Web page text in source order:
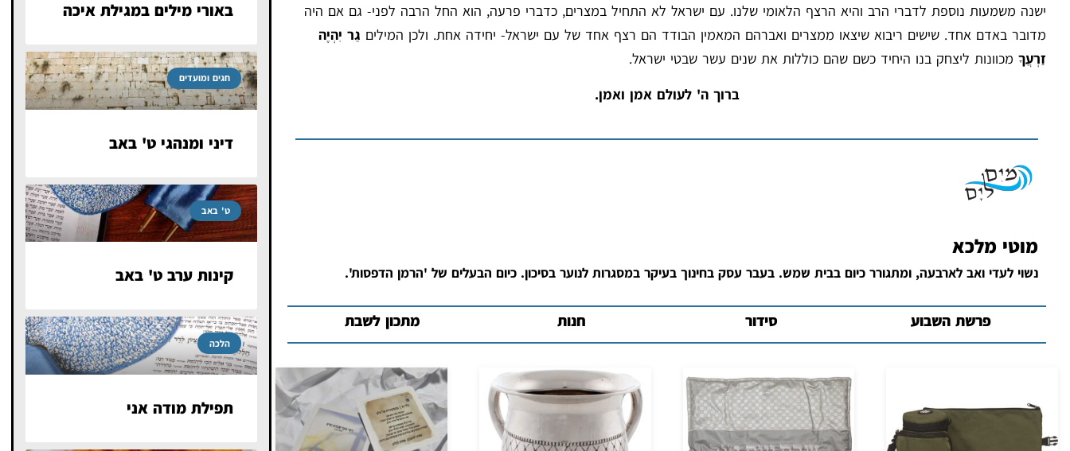
ישנה משמעות נוספת לדברי הרב והיא הרצף הלאומי שלנו. עם ישראל לא התחיל במצרים, כדברי פרעה, הוא החל הרבה לפני- גם אם היה
מדובר באדם אחד. שישים ריבוא שיצאו ממצרים ואברהם המאמין הבודד הם רצף אחד של עם ישראל- יחידה אחת. ולכן המילים גֵר יִהְיֶה
זַרְעֲךָ מכוונות ליצחק בנו היחיד כשם שהם כוללות את שנים עשר שבטי ישראל.
ברוך ה' לעולם אמן ואמן.
מוטי מלכא
נשוי לעדי ואב לארבעה, ומתגורר כיום בבית שמש. בעבר עסק בחינוך בעיקר במסגרות לנוער בסיכון. כיום הבעלים של 'הרמן הדפסות'.
פרשת השבוע סידור חנות מתכון לשבת
באורי מילים במגילת איכה
חגים ומועדים
דיני ומנהגי ט' באב
ט' באב
קינות ערב ט' באב
הלכה
תפילת מודה אני